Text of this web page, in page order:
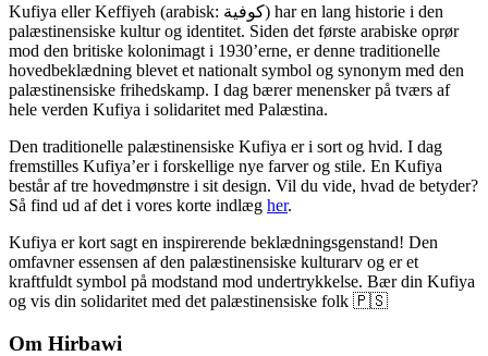
Kufiya eller Keffiyeh (arabisk: كوفية) har en lang historie i den
palæstinensiske kultur og identitet. Siden det første arabiske oprør
mod den britiske kolonimagt i 1930’erne, er denne traditionelle
hovedbeklædning blevet et nationalt symbol og synonym med den
palæstinensiske frihedskamp. I dag bærer menensker på tværs af
hele verden Kufiya i solidaritet med Palæstina.
Den traditionelle palæstinensiske Kufiya er i sort og hvid. I dag
fremstilles Kufiya’er i forskellige nye farver og stile. En Kufiya
består af tre hovedmønstre i sit design. Vil du vide, hvad de betyder?
Så find ud af det i vores korte indlæg her.
Kufiya er kort sagt en inspirerende beklædningsgenstand! Den
omfavner essensen af den palæstinensiske kulturarv og er et
kraftfuldt symbol på modstand mod undertrykkelse. Bær din Kufiya
og vis din solidaritet med det palæstinensiske folk 🇵🇸
Om Hirbawi